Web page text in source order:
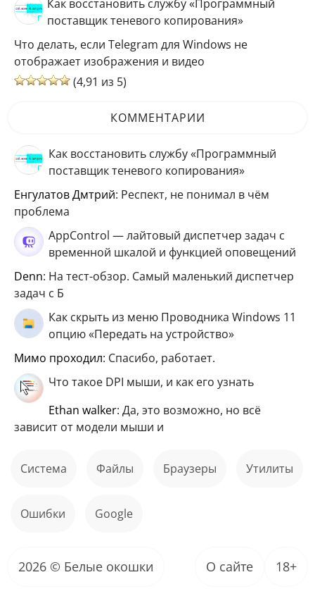
Как восстановить службу «Программный
поставщик теневого копирования»
Что делать, если Telegram для Windows не
отображает изображения и видео
(4,91 из 5)
КОММЕНТАРИИ
Как восстановить службу «Программный
поставщик теневого копирования»
Енгулатов Дмтрий: Респект, не понимал в чём
проблема
AppControl — лайтовый диспетчер задач с
временной шкалой и функцией оповещений
Denn: На тест-обзор. Самый маленький диспетчер
задач с Б
Как скрыть из меню Проводника Windows 11
опцию «Передать на устройство»
мимо проходил: Спасибо, работает.
Что такое DPI мыши, и как его узнать
ethan walker: Да, это возможно, но всё
зависит от модели мыши и
Система файлы Браузеры Утилиты
ошибки Google
2026 © Белые окошки О сайте 18+